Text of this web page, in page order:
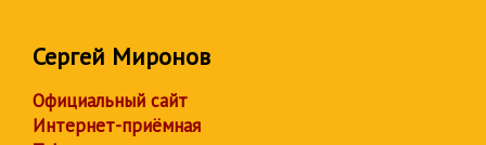
Сергей Миронов
Официальный сайт
Интернет-приёмная